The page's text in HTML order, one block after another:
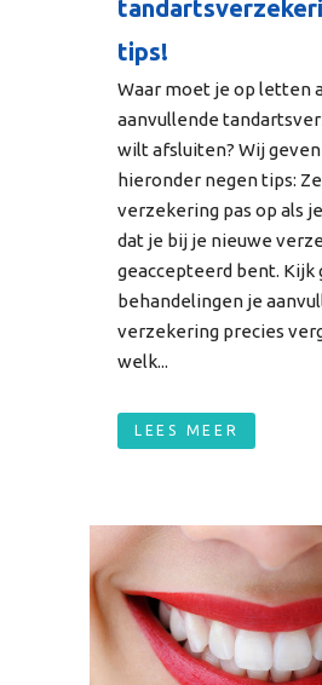
tips!
Waar moet je op letten
aanvullende
wilt afsluiten? Wij
hieronder negen tips:
verzekering pas op als
dat je bij je nieuwe
geaccepteerd bent. Kijk
behandelingen je
verzekering precies
welk...
LEES MEER